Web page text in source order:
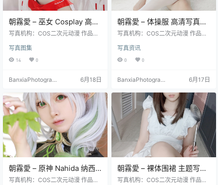
朝霧愛 – 巫女 Cosplay 高清
写真（40P-149.4M）日式
写真机构：COS二次元动漫 作品名
sagiriai） 图片数量：40张 资源大
小：149.4MB
写真图集
14 0
BanxiaPhotograp
6月18日
朝霧愛 – 体操服 高清写真集
（27P-233M）青春校园主
写真机构：COS二次元动漫 作品名
（Asagiriai） 图片数量：27张 资源
大小：233MB
写真资讯
0 0
BanxiaPhotograp
6月17日
朝霧愛 – 原神 Nahida 纳西
妲 Cosplay 高清写真（37P-
写真机构：COS二次元动漫 作品名
朝霧愛 – 裸体围裙 主题写真
集（23P-70.7M）创意风格
写真机构：COS二次元动漫 作品名